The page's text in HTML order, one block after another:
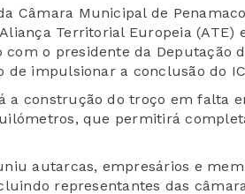
Câmara Municipal de
Territorial Europeia (ATE)
o presidente da Deputação
de impulsionar a conclusão do
a construção do troço em falta
que permitirá
autarcas, empresários e
representantes das